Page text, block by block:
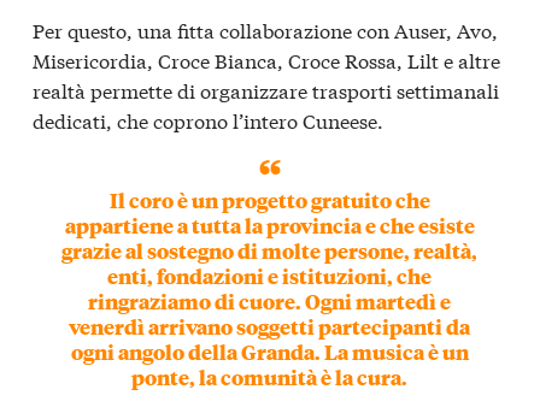
Per questo, una fitta collaborazione con Auser, Avo,
Misericordia, Croce Bianca, Croce Rossa, Lilt e altre
realtà permette di organizzare trasporti settimanali
dedicati, che coprono l’intero Cuneese.
Il coro è un progetto gratuito che
appartiene a tutta la provincia e che esiste
grazie al sostegno di molte persone, realtà,
enti, fondazioni e istituzioni, che
ringraziamo di cuore. Ogni martedì e
venerdì arrivano soggetti partecipanti da
ogni angolo della Granda. La musica è un
ponte, la comunità è la cura.